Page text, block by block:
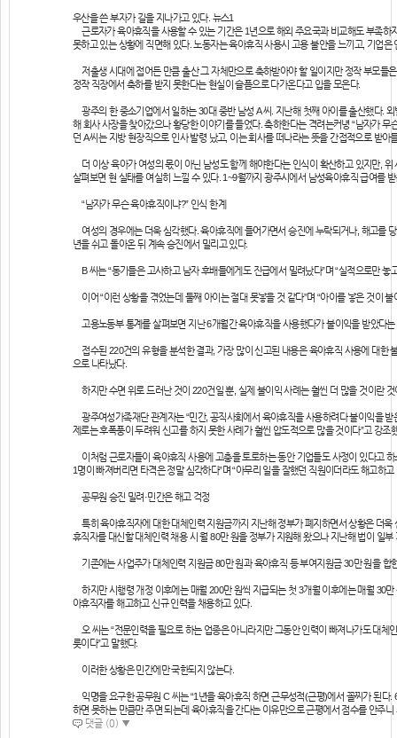
우산을 쓴 부자가 길을 지나가고 있다. 뉴스1
근로자가 육아휴직을 사용할 수 있는 기간은 1년으로 해외 주요국과 비교해도 부족
못하고 있는 상황에 직면해 있다. 노동자는 육아휴직 사용시 고용 불안을 느끼고, 기업
저출생 시대에 접어든 만큼 출산 그 자체만으로 축하받아야 할 일이지만 정작 부모들
정작 직장에서 축하를 받지 못한다는 현실이 슬픔으로 다가온다고 입을 모은다.
광주의 한 중소기업에서 일하는 30대 중반 남성 A 씨. 지난해 첫째 아이를 출산했다.
해 회사 사장을 찾아갔으나 황당한 이야기를 들었다. 축하한다는 격려는커녕 “남자가
던 A 씨는 지방 현장직으로 인사 발령 났고, 이는 회사를 떠나라는 뜻을 간접적으로 받아
더 이상 육아가 여성의 몫이 아닌 남성도 함께 해야한다는 인식이 확산하고 있지만,
살펴보면 현 실태를 여실히 느낄 수 있다. 1~9월까지 광주시에서 남성육아휴직 급여를
“남자가 무슨 육아휴직이냐?” 인식 한계
여성의 경우에는 더욱 심각했다. 육아휴직에 들어가면서 승진에 누락되거나, 해고를
년을 쉬고 돌아온 뒤 계속 승진에서 밀리고 있다.
B 씨는 “동기들은 고사하고 남자 후배들에게도 진급에서 밀려났다”며 “실적으로만
이어 “이런 상황을 겪었는데 둘째 아이는 절대 못낳을 것 같다”며 “아이를 낳은 것이
고용노동부 통계를 살펴보면 지난 6개월간 육아휴직을 사용했다가 불이익을 받았다
접수된 220건의 유형을 분석한 결과, 가장 많이 신고된 내용은 육아휴직 사용에 대한
으로 나타났다.
하지만 수면 위로 드러난 것이 220건일 뿐, 실제 불이익 사례는 훨씬 더 많을 것이란
광주여성가족재단 관계자는 “민간, 공직사회에서 육아휴직을 사용하려다 불이익을
제로는 후폭풍이 두려워 신고를 하지 못한 사례가 훨씬 압도적으로 많을 것이다”고 강조
이처럼 근로자들이 육아휴직 사용에 고충을 토로하는 동안 기업들도 사정이 있다고
1명이 빠져버리면 타격은 정말 심각하다”며 “아무리 일을 잘했던 직원이더라도 해고하
공무원 승진 밀려·민간은 해고 걱정
특히 육아휴직자에 대한 대체인력 지원금까지 지난해 정부가 폐지하면서 상황은 더
휴직자를 대신할 대체인력 채용 시 월 80만 원을 정부가 지원해 왔으나 지난해 법이 일부
기존에는 사업주가 대체인력 지원금 80만 원과 육아휴직 등 부여지원금 30만 원을 합
하지만 시행령 개정 이후에는 매월 200만 원씩 지급되는 첫 3개월 이후에는 매월 30
아휴직자를 해고하고 신규 인력을 채용하고 있다.
오 씨는 “전문인력을 필요로 하는 업종은 아니라지만 그동안 인력이 빠져나가도 대체
릇이다”고 말했다.
이러한 상황은 민간에만 국한되지 않는다.
익명을 요구한 공무원 C 씨는 “1년을 육아휴직 하면 근무성적(근평)에서 꼴찌가 된다.
하면 못하는 만큼만 주면 되는데 육아휴직을 간다는 이유만으로 근평에서 점수를 안주
댓글 (0) ▼